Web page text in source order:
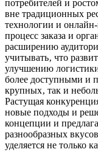
потребителей и
вне традиционных
технологии и
процесс заказа и
расширению
учитывать‚ что
улучшению
более доступными и
крупных‚ так и
Растущая
новые подходы и
концепции и
разнообразных
уделяется не только